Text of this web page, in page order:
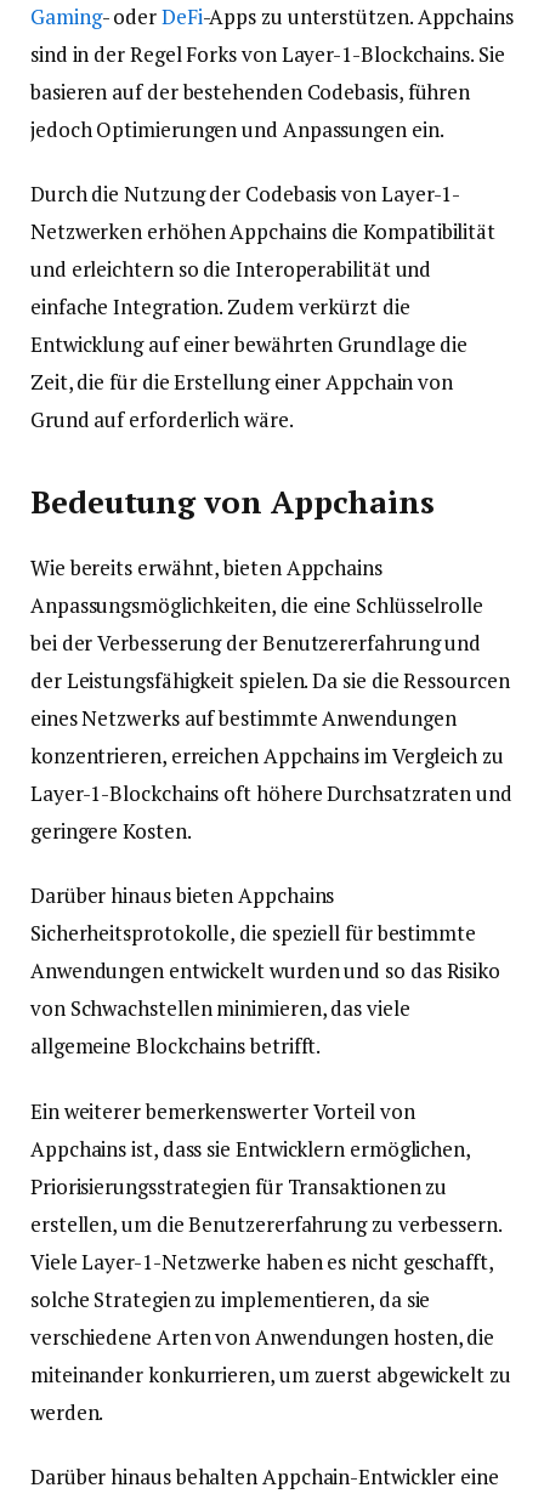
Gaming- oderDeFi-Apps zu unterstützen. Appchains
sind in der Regel Forks von Layer-1-Blockchains. Sie
basieren auf der bestehenden Codebasis, führen
jedoch Optimierungen und Anpassungen ein.
Durch die Nutzung der Codebasis von Layer-1-
Netzwerken erhöhen Appchains die Kompatibilität
und erleichtern so die Interoperabilität und
einfache Integration. Zudem verkürzt die
Entwicklung auf einer bewährten Grundlage die
Zeit, die für die Erstellung einer Appchain von
Grund auf erforderlich wäre.
Bedeutung von Appchains
Wie bereits erwähnt, bieten Appchains
Anpassungsmöglichkeiten, die eine Schlüsselrolle
bei der Verbesserung der Benutzererfahrung und
der Leistungsfähigkeit spielen. Da sie die Ressourcen
eines Netzwerks auf bestimmte Anwendungen
konzentrieren, erreichen Appchains im Vergleich zu
Layer-1-Blockchains oft höhere Durchsatzraten und
geringere Kosten.
Darüber hinaus bieten Appchains
Sicherheitsprotokolle, die speziell für bestimmte
Anwendungen entwickelt wurden und so das Risiko
von Schwachstellen minimieren, das viele
allgemeine Blockchains betrifft.
Ein weiterer bemerkenswerter Vorteil von
Appchains ist, dass sie Entwicklern ermöglichen,
Priorisierungsstrategien für Transaktionen zu
erstellen, um die Benutzererfahrung zu verbessern.
Viele Layer-1-Netzwerke haben es nicht geschafft,
solche Strategien zu implementieren, da sie
verschiedene Arten von Anwendungen hosten, die
miteinander konkurrieren, um zuerst abgewickelt zu
werden.
Darüber hinaus behalten Appchain-Entwickler eine